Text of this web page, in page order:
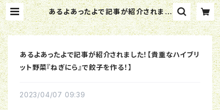
あるよあったよで記事が紹介されまし
た！【貴重なハイブリット野菜『ねぎに
ら』で餃子を作る！】 | 市塙農園｜産直
通販「あるよ」応援プロジェクト
あるよあったよで記事が紹介されました！【貴重なハイブリ
ット野菜『ねぎにら』で餃子を作る！】
2023/04/07 09:39